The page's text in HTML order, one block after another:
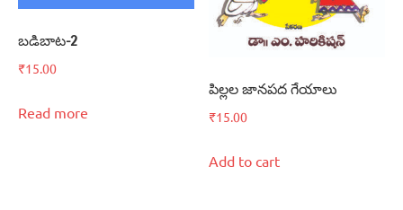
బడిబాట-2
₹15.00
Read more
పిల్లల జానపద గేయాలు
₹15.00
Add to cart